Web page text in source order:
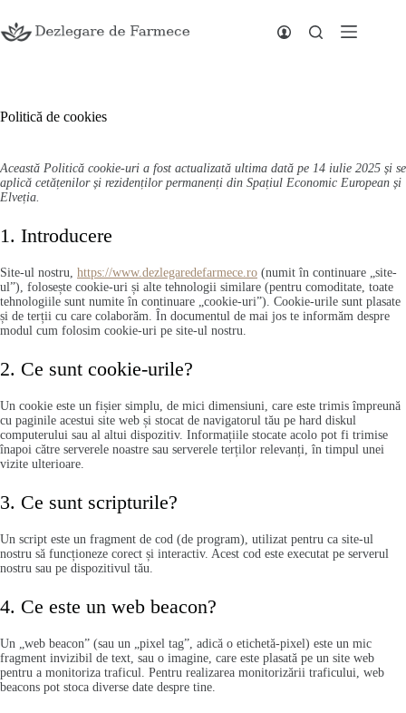
la
conținut
Politică de cookies
Această Politică cookie-uri a fost actualizată ultima dată pe 14 iulie 2025 și se
aplică cetățenilor și rezidenților permanenți din Spațiul Economic European și
Elveția.
1. Introducere
Site-ul nostru, https://www.dezlegaredefarmece.ro (numit în continuare „site-
ul”), folosește cookie-uri și alte tehnologii similare (pentru comoditate, toate
tehnologiile sunt numite în continuare „cookie-uri”). Cookie-urile sunt plasate
și de terții cu care colaborăm. În documentul de mai jos te informăm despre
modul cum folosim cookie-uri pe site-ul nostru.
2. Ce sunt cookie-urile?
Un cookie este un fișier simplu, de mici dimensiuni, care este trimis împreună
cu paginile acestui site web și stocat de navigatorul tău pe hard diskul
computerului sau al altui dispozitiv. Informațiile stocate acolo pot fi trimise
înapoi către serverele noastre sau serverele terților relevanți, în timpul unei
vizite ulterioare.
3. Ce sunt scripturile?
Un script este un fragment de cod (de program), utilizat pentru ca site-ul
nostru să funcționeze corect și interactiv. Acest cod este executat pe serverul
nostru sau pe dispozitivul tău.
4. Ce este un web beacon?
Un „web beacon” (sau un „pixel tag”, adică o etichetă-pixel) este un mic
fragment invizibil de text, sau o imagine, care este plasată pe un site web
pentru a monitoriza traficul. Pentru realizarea monitorizării traficului, web
beacons pot stoca diverse date despre tine.